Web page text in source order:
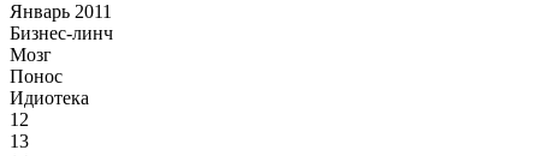
Январь 2011
Бизнес-линч
Мозг
Понос
Идиотека
12
13